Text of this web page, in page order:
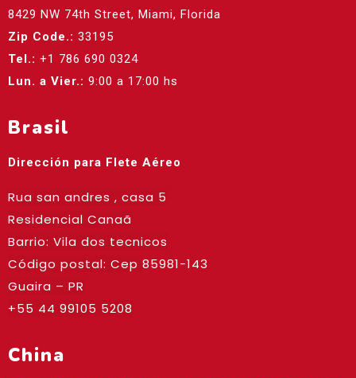
8429 NW 74th Street, Miami, Florida
Zip Code.: 33195
Tel.: +1 786 690 0324
Lun. a Vier.: 9:00 a 17:00 hs
Brasil
Dirección para Flete Aéreo
Rua san andres , casa 5
Residencial Canaã
Barrio: Vila dos tecnicos
Código postal: Cep 85981-143
Guaira – PR
+55 44 99105 5208
China